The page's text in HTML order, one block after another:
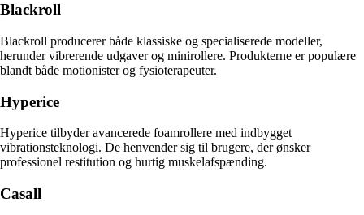
Blackroll
Blackroll producerer både klassiske og specialiserede modeller,
herunder vibrerende udgaver og minirollere. Produkterne er populære
blandt både motionister og fysioterapeuter.
Hyperice
Hyperice tilbyder avancerede foamrollere med indbygget
vibrationsteknologi. De henvender sig til brugere, der ønsker
professionel restitution og hurtig muskelafspænding.
Casall